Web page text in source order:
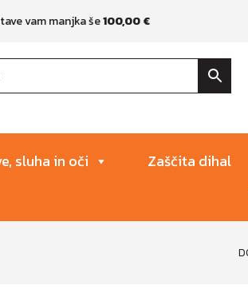
vam manjka še100,00€
sluha in oči Zaščita dihal